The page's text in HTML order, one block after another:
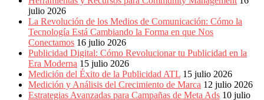
Clientes,
Innovación,
Tecnología,
Noticias,
Artículos,
Gente,
Contenidos
Calidad,
julio 2026
La Revolución de los Medios de Comunicación: Cómo la
Tecnología Está Cambiando la Forma en que Nos
Conectamos 16 julio 2026
Publicidad Digital: Cómo Revolucionar tu Publicidad en la
Era Moderna 15 julio 2026
Medición del Éxito de la Publicidad ATL 15 julio 2026
Medición y Análisis del Crecimiento de Marca 12 julio 2026
Estrategias Avanzadas para Campañas de Meta Ads 10 julio